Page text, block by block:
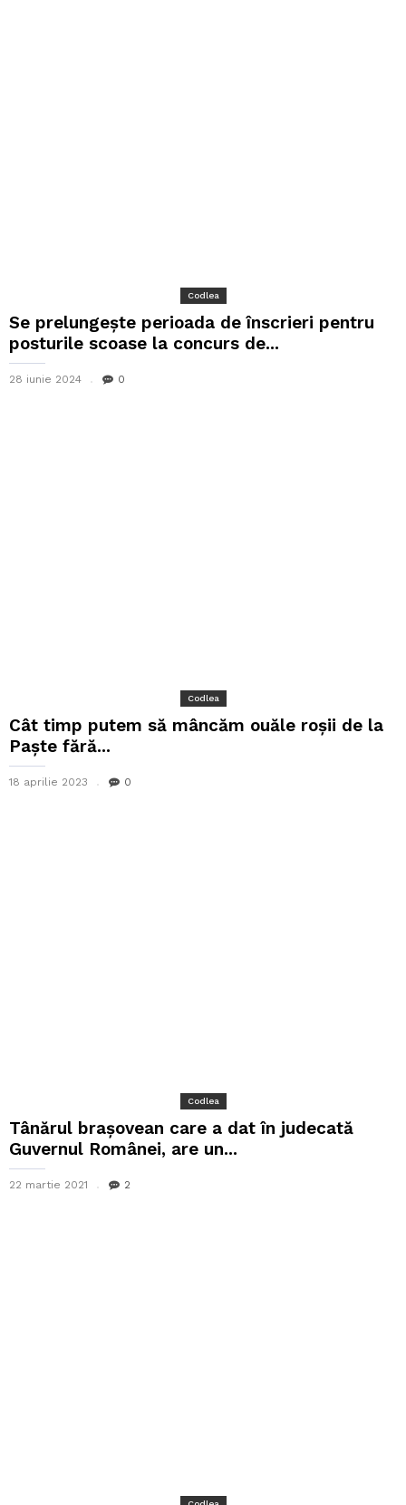
Codlea
Se prelungește perioada de înscrieri pentru
posturile scoase la concurs de...
28 iunie 2024 0
Codlea
Cât timp putem să mâncăm ouăle roșii de la
Paște fără...
18 aprilie 2023 0
Codlea
Tânărul brașovean care a dat în judecată
Guvernul Românei, are un...
22 martie 2021 2